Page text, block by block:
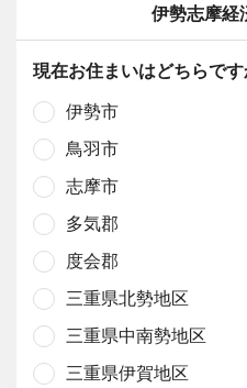
伊勢志摩経
現在お住まいはどちらです
伊勢市
鳥羽市
志摩市
多気郡
度会郡
三重県北勢地区
三重県中南勢地区
三重県伊賀地区